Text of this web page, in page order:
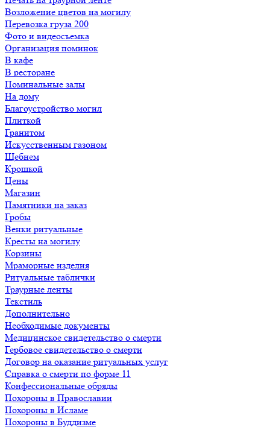
Возложение цветов на могилу
Перевозка груза 200
Фото и видеосъемка
Организация поминок
В кафе
В ресторане
Поминальные залы
На дому
Благоустройство могил
Плиткой
Гранитом
Искусственным газоном
Щебнем
Крошкой
Цены
Магазин
Памятники на заказ
Гробы
Венки ритуальные
Кресты на могилу
Корзины
Мраморные изделия
Ритуальные таблички
Траурные ленты
Текстиль
Дополнительно
Необходимые документы
Медицинское свидетельство о смерти
Гербовое свидетельство о смерти
Договор на оказание ритуальных услуг
Справка о смерти по форме 11
Конфессиональные обряды
Похороны в Православии
Похороны в Исламе
Похороны в Буддизме